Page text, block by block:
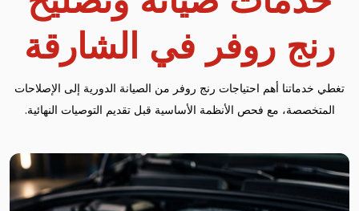
رنج روفر في الشارقة
تغطي خدماتنا أهم احتياجات رنج روفر من الصيانة الدورية إلى الإصلاحات
المتخصصة، مع فحص الأنظمة الأساسية قبل تقديم التوصيات النهائية.